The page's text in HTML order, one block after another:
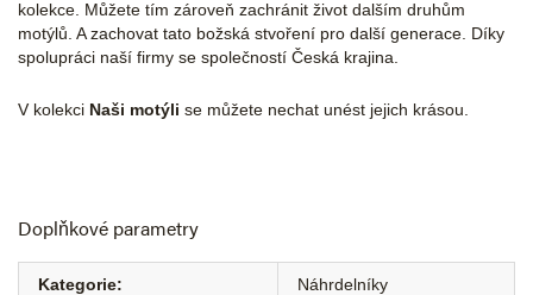
kolekce. Můžete tím zároveň zachránit život dalším druhům
motýlů. A zachovat tato božská stvoření pro další generace. Díky
spolupráci naší firmy se společností Česká krajina.
V kolekci Naši motýli se můžete nechat unést jejich krásou.
Doplňkové parametry
Kategorie: Náhrdelníky